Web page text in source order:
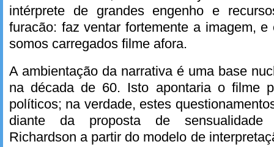
intérprete de grandes engenho e
furacão: faz ventar fortemente a imagem,
somos carregados filme afora.
A ambientação da narrativa é uma base
na década de 60. Isto apontaria o filme
políticos; na verdade, estes
diante da proposta de sensualidade
Richardson a partir do modelo de